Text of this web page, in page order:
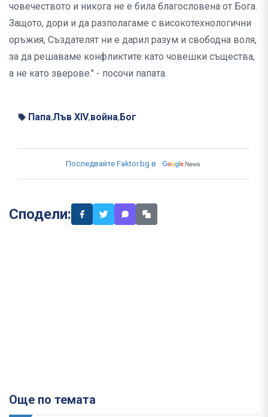
човечеството и никога не е била благословена от Бога.
Защото, дори и да разполагаме с високотехнологични
оръжия, Създателят ни е дарил разум и свободна воля,
за да решаваме конфликтите като човешки същества,
а не като зверове." - посочи папата.
Папа,Лъв XIV,война, Бог
Последвайте Faktor.bg в
Сподели:
Още по темата